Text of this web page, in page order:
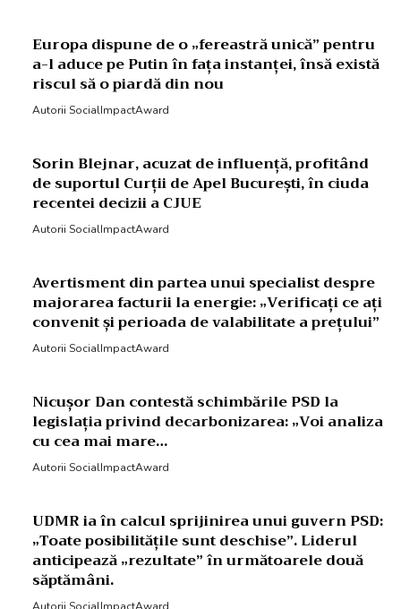
Europa dispune de o „fereastră unică” pentru
a-l aduce pe Putin în fața instanței, însă există
riscul să o piardă din nou
Autorii SocialImpactAward
Sorin Blejnar, acuzat de influență, profitând
de suportul Curții de Apel București, în ciuda
recentei decizii a CJUE
Autorii SocialImpactAward
Avertisment din partea unui specialist despre
majorarea facturii la energie: „Verificați ce ați
convenit și perioada de valabilitate a prețului”
Autorii SocialImpactAward
Nicușor Dan contestă schimbările PSD la
legislația privind decarbonizarea: „Voi analiza
cu cea mai mare…
Autorii SocialImpactAward
UDMR ia în calcul sprijinirea unui guvern PSD:
„Toate posibilitățile sunt deschise”. Liderul
anticipează „rezultate” în următoarele două
săptămâni.